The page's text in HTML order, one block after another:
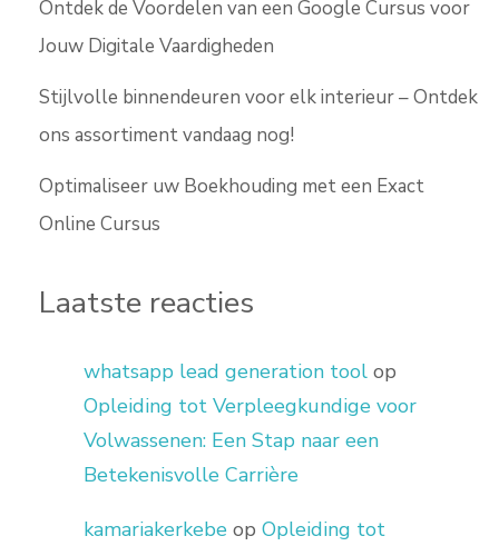
Ontdek de Voordelen van een Google Cursus voor
Jouw Digitale Vaardigheden
Stijlvolle binnendeuren voor elk interieur – Ontdek
ons assortiment vandaag nog!
Optimaliseer uw Boekhouding met een Exact
Online Cursus
Laatste reacties
whatsapp lead generation tool op
Opleiding tot Verpleegkundige voor
Volwassenen: Een Stap naar een
Betekenisvolle Carrière
kamariakerkebe op Opleiding tot